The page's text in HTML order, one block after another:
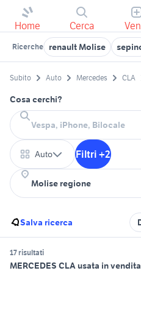
Home Cerca
Ricerche renault Molise
Subito Auto Mercedes CLA
Cosa cerchi?
Auto Filtri +2
Salva ricerca
17 risultati
MERCEDES CLA usata in